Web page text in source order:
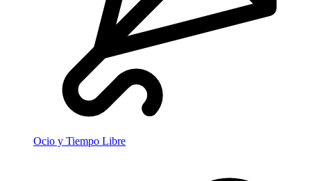
Ocio y Tiempo Libre